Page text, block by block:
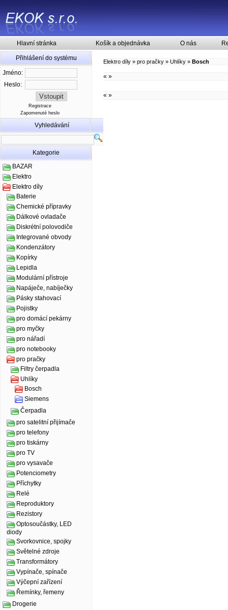
Hlavní stránka Košík a objednávka O nás
Přihlášení do systému
Jméno:
Heslo:
Registrace
Zapomenuté heslo
Vyhledávání
Kategorie
BAZAR
Elektro
Elektro díly
Baterie
Chemické přípravky
Dálkové ovladače
Diskrétní polovodiče
Integrované obvody
Kondenzátory
Kopírky
Lepidla
Modulární přístroje
Napáječe, nabíječky
Pásky stahovací
Pojistky
pro domácí pekárny
pro myčky
pro nářadí
pro notebooky
pro pračky
Filtry čerpadla
Uhlíky
Bosch
Siemens
Čerpadla
pro satelitní přijímače
pro telefony
pro tiskárny
pro TV
pro vysavače
Potenciometry
Příchytky
Relé
Reproduktory
Rezistory
Optosoučástky, LED
diody
Svorkovnice, spojky
Světelné zdroje
Transformátory
Vypínače, spínače
Výčepní zařízení
Řemínky, řemeny
Drogerie
Elektro díly » pro pračky » Uhlíky » Bosch
« »
« »